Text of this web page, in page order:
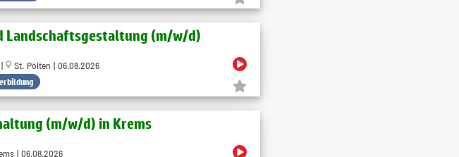
Landschaftsgestaltung (m​/w​/d)
St. Pölten | 06.08.2026
(m/w/d) in Krems
| 06.08.2026